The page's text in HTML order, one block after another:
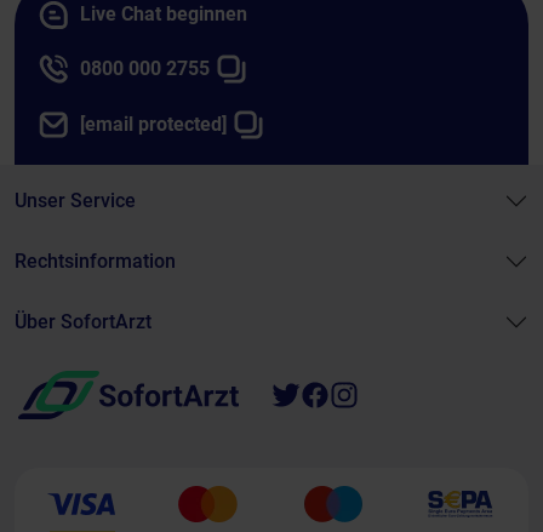
Live Chat beginnen
0800 000 2755
[email protected]
Unser Service
Rechtsinformation
Über SofortArzt